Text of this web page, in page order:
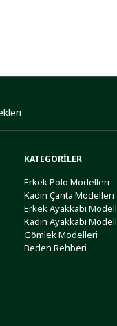
KATEGORİLER
Erkek Polo Modelleri
Kadın Çanta Modelleri
Erkek Ayakkabı
Kadın Ayakkabı
Gömlek Modelleri
Beden Rehberi